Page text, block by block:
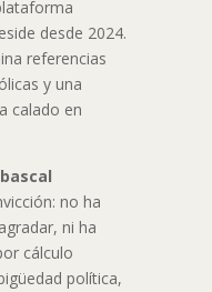
desde 2024.
referencias
y una
calado en
no ha
ni ha
cálculo
política,